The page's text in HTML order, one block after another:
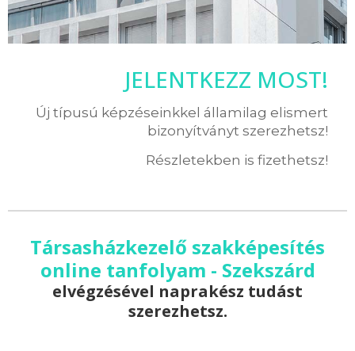
JELENTKEZZ MOST!
Új típusú képzéseinkkel államilag elismert
bizonyítványt szerezhetsz!
Részletekben is fizethetsz!
Társasházkezelő szakképesítés
online tanfolyam - Szekszárd
elvégzésével naprakész tudást
szerezhetsz.